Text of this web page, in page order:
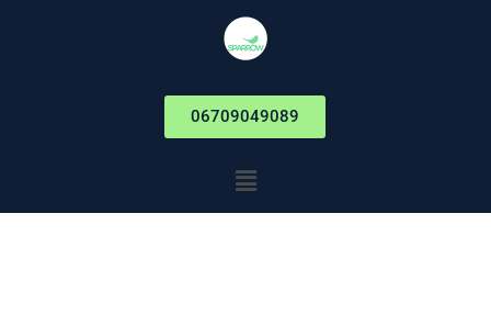
06709049089